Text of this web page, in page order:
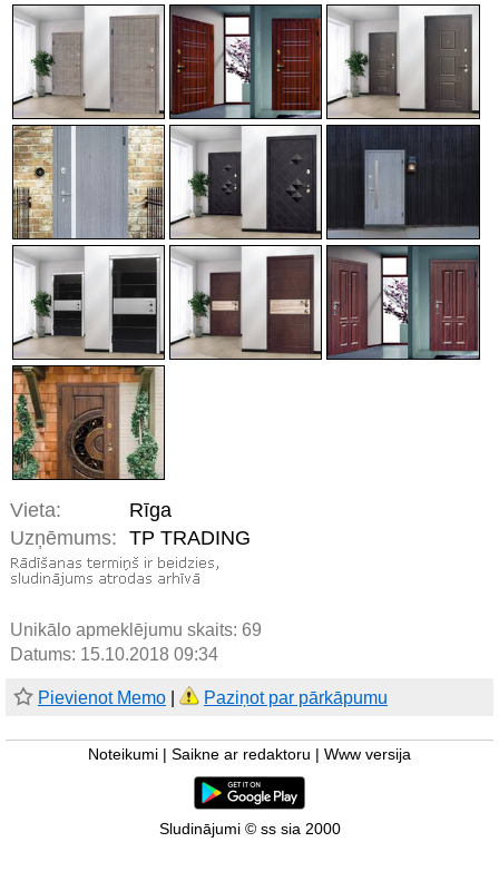
Vieta:
Rīga
Uzņēmums: TP TRADING
Unikālo apmeklējumu skaits: 69
Datums: 15.10.2018 09:34
Pievienot Memo Paziņot par pārkāpumu
Noteikumi Saikne ar redaktoru Www versija
Sludinājumi © ss sia 2000